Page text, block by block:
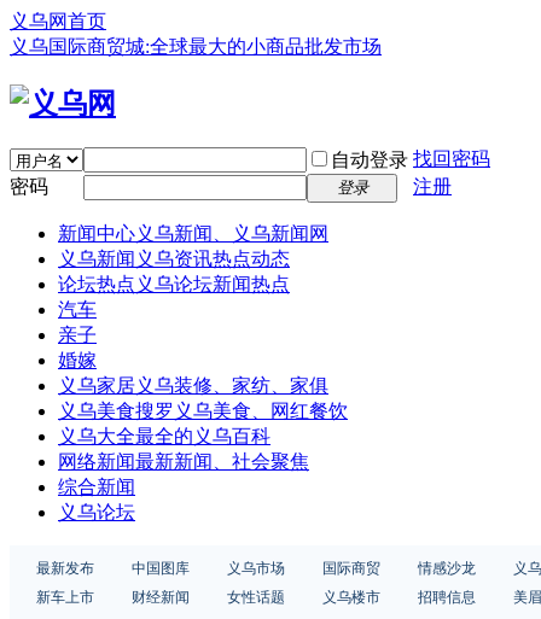
义乌网首页
义乌国际商贸城:全球最大的小商品批发市场
自动登录 找回密码
密码
登录 注册
新闻中心义乌新闻、义乌新闻网
义乌新闻 义乌资讯热点动态
论坛热点 义乌论坛新闻热点
汽车
亲子
婚嫁
义乌家居义乌装修、家纺、家俱
义乌美食搜罗义乌美食、网红餐饮
义乌大全最全的义乌百科
网络新闻最新新闻、社会聚焦
综合新闻
义乌论坛
最新发布 中国图库 义乌市场 国际商贸 情感沙龙
义
新车上市
财经新闻 女性话题 义乌楼市 招聘信息 美